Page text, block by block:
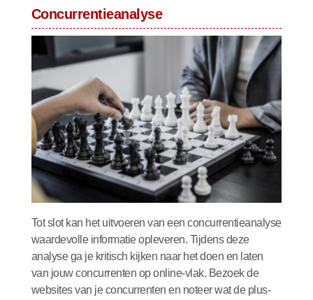
Concurrentieanalyse
Tot slot kan het uitvoeren van een concurrentieanalyse
waardevolle informatie opleveren. Tijdens deze
analyse ga je kritisch kijken naar het doen en laten
van jouw concurrenten op online-vlak. Bezoek de
websites van je concurrenten en noteer wat de plus-